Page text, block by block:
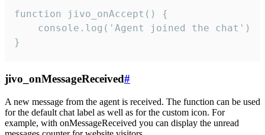
function jivo_onAccept() {
}
jivo_onMessageReceived#
A new message from the agent is received. The function can be used
for the default chat label as well as for the custom icon. For
example, with onMessageReceived you can display the unread